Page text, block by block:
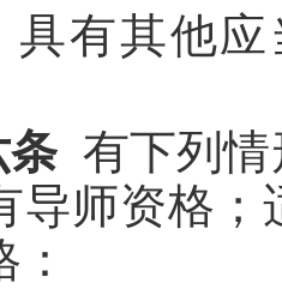
具有其他
条 有下列
导师资格